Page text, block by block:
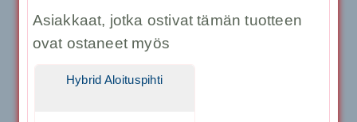
Asiakkaat, jotka ostivat tämän tuotteen
ovat ostaneet myös
Hybrid Aloituspihti